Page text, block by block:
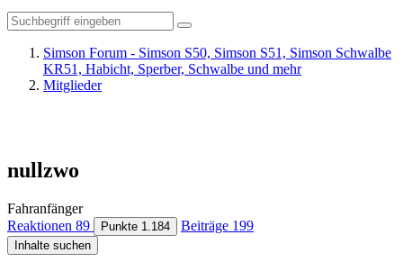
Simson Forum - Simson S50, Simson S51, Simson Schwalbe
KR51, Habicht, Sperber, Schwalbe und mehr
Mitglieder
nullzwo
Fahranfänger
Reaktionen 89 Punkte 1.184 Beiträge 199
Inhalte suchen